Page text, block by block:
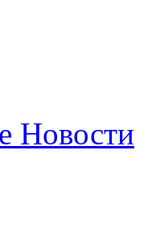
Новости